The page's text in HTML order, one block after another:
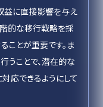
益に直接影響を与え
階的な移行戦略を採
ことが重要です。ま
うことで、潜在的な
応できるようにして